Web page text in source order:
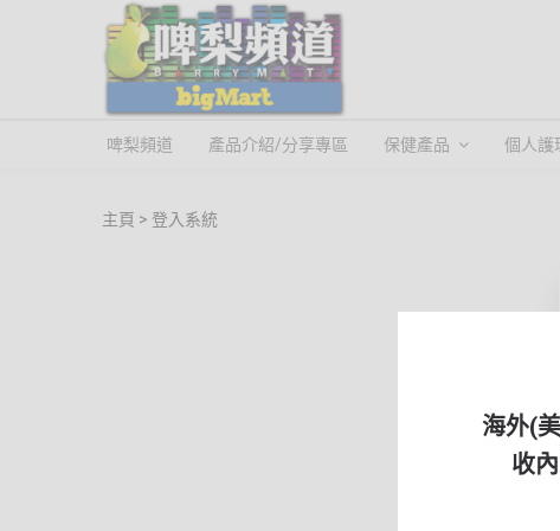
啤梨頻道 產品介紹/分享專區 保健產品 個人護
主頁 登入系統
海外(
收